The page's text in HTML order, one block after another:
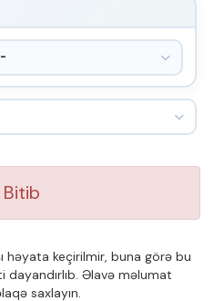
həyata keçirilmir, buna görə bu
Əlavə məlumat
saxlayın.